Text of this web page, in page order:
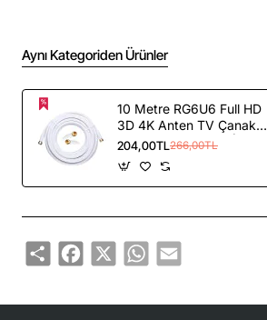
Aynı Kategoriden Ürünler
10 Metre RG6U6 Full HD
3D 4K Anten TV Çanak
LNB Uydu Kablosu İki Ucu
F Konnetkör
204,00TL266,00TL
ShareFacebook
X WhatsApp
Email